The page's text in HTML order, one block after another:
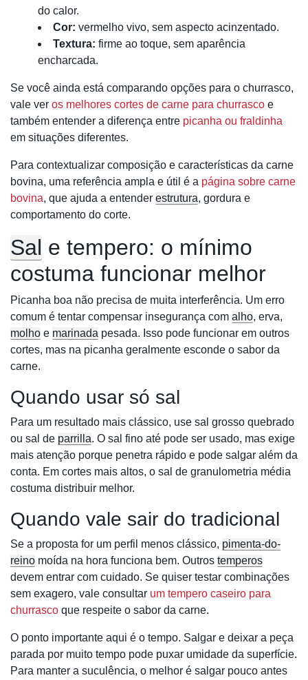
do calor.
Cor: vermelho vivo, sem aspecto acinzentado.
Textura: firme ao toque, sem aparência
encharcada.
Se você ainda está comparando opções para o churrasco,
vale ver os melhores cortes de carne para churrasco e
também entender a diferença entre picanha ou fraldinha
em situações diferentes.
Para contextualizar composição e características da carne
bovina, uma referência ampla e útil é a página sobre carne
bovina, que ajuda a entender estrutura, gordura e
comportamento do corte.
Sal e tempero: o mínimo
costuma funcionar melhor
Picanha boa não precisa de muita interferência. Um erro
comum é tentar compensar insegurança com alho, erva,
molho e marinada pesada. Isso pode funcionar em outros
cortes, mas na picanha geralmente esconde o sabor da
carne.
Quando usar só sal
Para um resultado mais clássico, use sal grosso quebrado
ou sal de parrilla. O sal fino até pode ser usado, mas exige
mais atenção porque penetra rápido e pode salgar além da
conta. Em cortes mais altos, o sal de granulometria média
costuma distribuir melhor.
Quando vale sair do tradicional
Se a proposta for um perfil menos clássico, pimenta-do-
reino moída na hora funciona bem. Outros temperos
devem entrar com cuidado. Se quiser testar combinações
sem exagero, vale consultar um tempero caseiro para
churrasco que respeite o sabor da carne.
O ponto importante aqui é o tempo. Salgar e deixar a peça
parada por muito tempo pode puxar umidade da superfície.
Para manter a suculência, o melhor é salgar pouco antes